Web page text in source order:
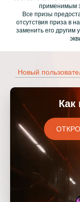
применимым
Все призы
отсутствия приза в
заменить его другим
Новый
Как